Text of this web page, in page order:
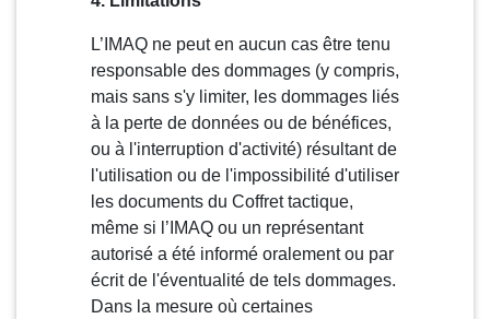
L’IMAQ ne peut en aucun cas être tenu
responsable des dommages (y compris,
mais sans s'y limiter, les dommages liés
à la perte de données ou de bénéfices,
ou à l'interruption d'activité) résultant de
l'utilisation ou de l'impossibilité d'utiliser
les documents du Coffret tactique,
même si l’IMAQ ou un représentant
autorisé a été informé oralement ou par
écrit de l'éventualité de tels dommages.
Dans la mesure où certaines